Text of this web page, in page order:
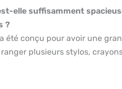
elle suffisamment
?
été conçu pour avoir une
plusieurs stylos,